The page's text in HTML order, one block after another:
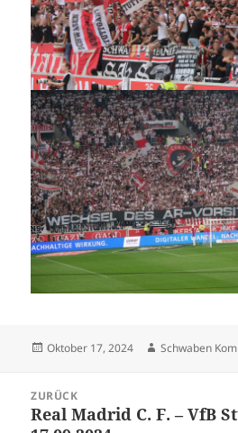
Veröffentlicht
Oktober 17, 2024 Autor
Schwaben
ZURÜCK
Vorheriger
Real Madrid C. F. – VfB